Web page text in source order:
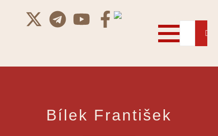
Bílek František